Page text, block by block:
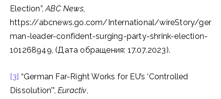
Election”,ABC News,
https://abcnews.go.com/International/wireStory/ger
man-leader-confident-surging-party-shrink-election-
101268949, (Дата обращения: 17.07.2023).
[3] “German Far-Right Works for EU’s ‘Controlled
Dissolution’”, Euractiv,